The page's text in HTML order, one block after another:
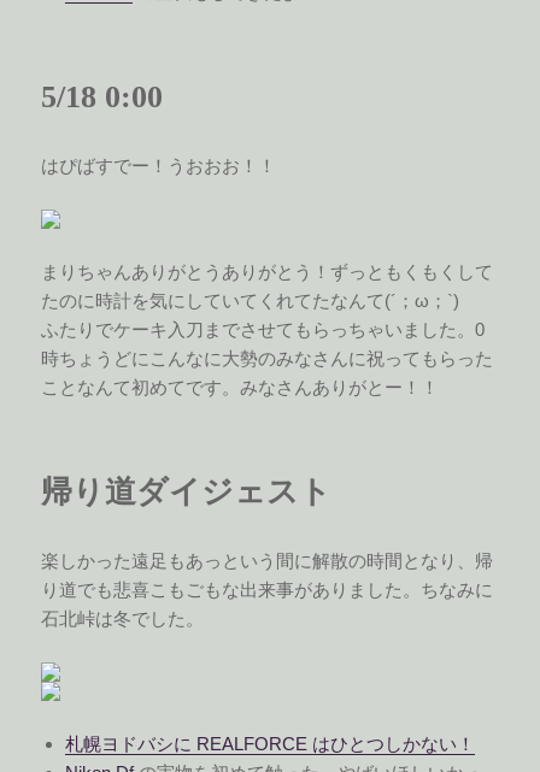
5/18 0:00
はぴばすでー！うおおお！！
まりちゃんありがとうありがとう！ずっともくもくして
たのに時計を気にしていてくれてたなんて(´；ω；`)
ふたりでケーキ入刀までさせてもらっちゃいました。0
時ちょうどにこんなに大勢のみなさんに祝ってもらった
ことなんて初めてです。みなさんありがとー！！
帰り道ダイジェスト
楽しかった遠足もあっという間に解散の時間となり、帰
り道でも悲喜こもごもな出来事がありました。ちなみに
石北峠は冬でした。
札幌ヨドバシに REALFORCE はひとつしかない！